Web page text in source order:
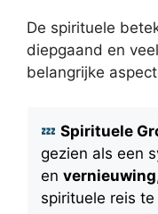
De spirituele
diepgaand en
belangrijke
Spirituele
gezien als een
en vernieuwing
spirituele reis